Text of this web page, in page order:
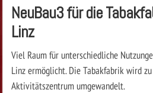
NeuBau3 für die
Linz
Viel Raum für unterschiedliche
Linz ermöglicht. Die Tabakfabrik wird
Aktivitätszentrum umgewandelt.